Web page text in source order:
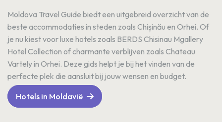
Moldova Travel Guide biedt een uitgebreid overzicht van de
beste accommodaties in steden zoals Chișinău en Orhei. Of
je nu kiest voor luxe hotels zoals BERDS Chisinau Mgallery
Hotel Collection of charmante verblijven zoals Chateau
Vartely in Orhei. Deze gids helpt je bij het vinden van de
perfecte plek die aansluit bij jouw wensen en budget.
Hotels in Moldavië